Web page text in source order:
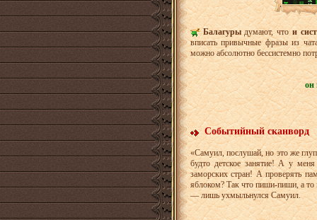
Балагурыдумают, чтои
вписать привычные фразы из
можно абсолютно бессистемно
он
Событийный сканворд
«Самуил, послушай, но это же
будто детское занятие! А у
заморских стран! А проверять
яблоком? Так что пиши-пиши, а
— лишь ухмыльнулся Самуил.